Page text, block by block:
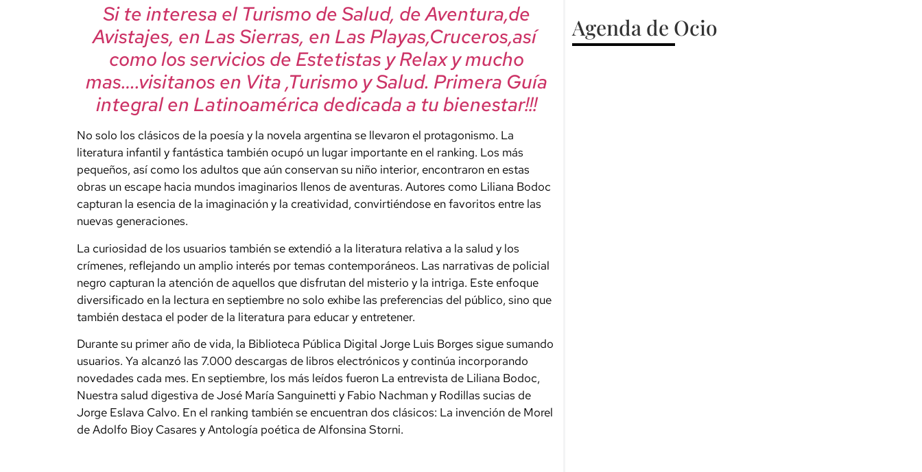
Si te interesa el Turismo de Salud, de Aventura,de
Avistajes, en Las Sierras, en Las Playas,Cruceros,así
como los servicios de Estetistas y Relax y mucho
mas….visitanos en Vita ,Turismo y Salud. Primera Guía
integral en Latinoamérica dedicada a tu bienestar!!!
No solo los clásicos de la poesía y la novela argentina se llevaron el protagonismo. La
literatura infantil y fantástica también ocupó un lugar importante en el ranking. Los más
pequeños, así como los adultos que aún conservan su niño interior, encontraron en estas
obras un escape hacia mundos imaginarios llenos de aventuras. Autores como Liliana Bodoc
capturan la esencia de la imaginación y la creatividad, convirtiéndose en favoritos entre las
nuevas generaciones.
La curiosidad de los usuarios también se extendió a la literatura relativa a la salud y los
crímenes, reflejando un amplio interés por temas contemporáneos. Las narrativas de policial
negro capturan la atención de aquellos que disfrutan del misterio y la intriga. Este enfoque
diversificado en la lectura en septiembre no solo exhibe las preferencias del público, sino que
también destaca el poder de la literatura para educar y entretener.
Durante su primer año de vida, la Biblioteca Pública Digital Jorge Luis Borges sigue sumando
usuarios. Ya alcanzó las 7.000 descargas de libros electrónicos y continúa incorporando
novedades cada mes. En septiembre, los más leídos fueron La entrevista de Liliana Bodoc,
Nuestra salud digestiva de José María Sanguinetti y Fabio Nachman y Rodillas sucias de
Jorge Eslava Calvo. En el ranking también se encuentran dos clásicos: La invención de Morel
de Adolfo Bioy Casares y Antología poética de Alfonsina Storni.
Agenda de Ocio